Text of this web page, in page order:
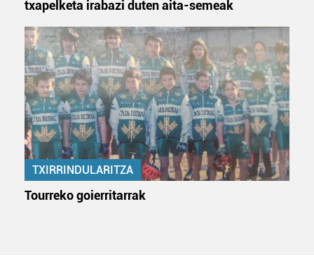
txapelketa irabazi duten aita-semeak
TXIRRINDULARITZA
Tourreko goierritarrak